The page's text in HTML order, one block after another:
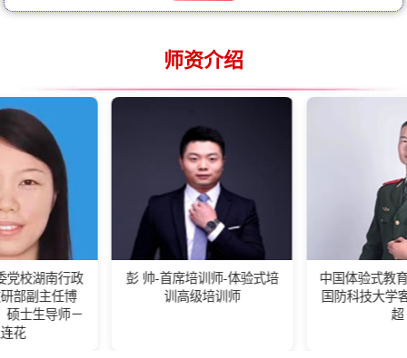
师资介绍
行政
博
师－
彭 帅-首席培训师-体验式培
训高级培训师
中国体验式教育高级培
国防科技大学客座教练